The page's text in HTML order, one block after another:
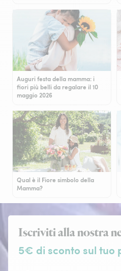
Auguri festa della mamma: i
fiori più belli da regalare il 10
maggio 2026
Qual è il Fiore simbolo della
Mamma?
Iscriviti alla nostra
5€ di sconto sul tuo